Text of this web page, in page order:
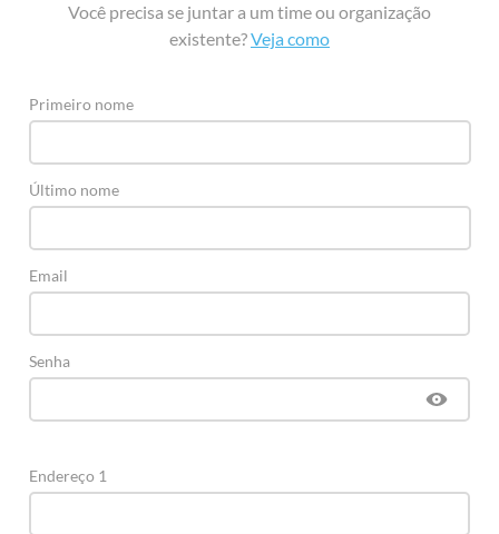
Você precisa se juntar a um time ou organização
existente?Veja como
Primeiro nome
Último nome
Email
Senha
Endereço 1